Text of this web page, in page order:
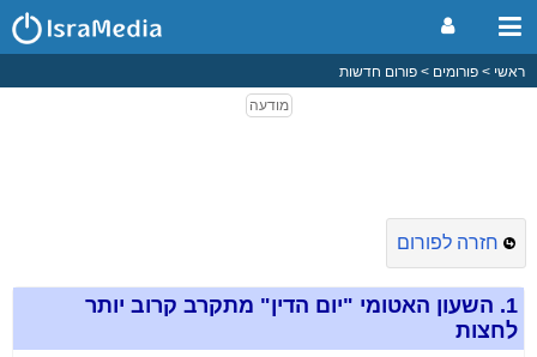
ראשי פורומים פורום חדשות
חזרה לפורום
1. השעון האטומי "יום הדין" מתקרב קרוב יותר
לחצות